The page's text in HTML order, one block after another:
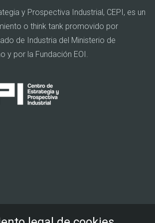
y Prospectiva Industrial, CEPI, es un
o think tank promovido por
de Industria del Ministerio de
y por la Fundación EOI.